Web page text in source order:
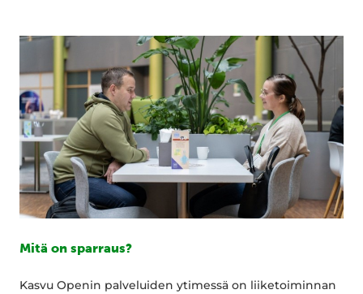
Mitä on sparraus?
Kasvu Openin palveluiden ytimessä on liiketoiminnan